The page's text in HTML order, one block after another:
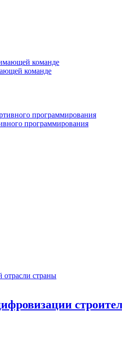
команде
программирования